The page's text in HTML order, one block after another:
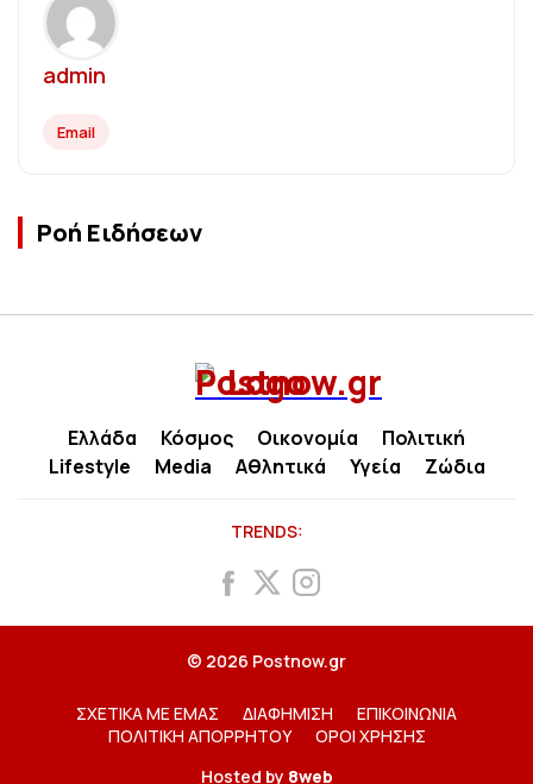
admin
Email
Ροή Ειδήσεων
Ελλάδα Κόσμος Οικονομία
Πολιτική
Lifestyle
Media Αθλητικά Υγεία Ζώδια
TRENDS:
© 2026 Postnow.gr
ΣΧΕΤΙΚΑ ΜΕ ΕΜΑΣ ΔΙΑΦΗΜΙΣΗ
ΕΠΙΚΟΙΝΩΝΙΑ
ΠΟΛΙΤΙΚΗ ΑΠΟΡΡΗΤΟΥ
ΟΡΟΙ ΧΡΗΣΗΣ
Hosted by 8web